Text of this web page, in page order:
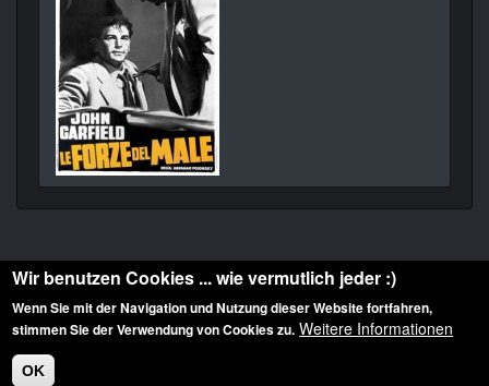
Diese Website ist urheberrechtlich geschützt: © 2010-2026 der Film Noir de. Alle
Rechte vorbehalten.
Wir benutzen Cookies ... wie vermutlich jeder :)
Wenn Sie mit der Navigation und Nutzung dieser Website fortfahren,
stimmen Sie der Verwendung von Cookies zu. Weitere Informationen
OK